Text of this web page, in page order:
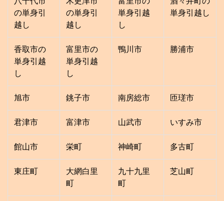
の単身引
越し
の単身引
越し
単身引越
し
単身引越し
香取市の
単身引越
し
富里市の
単身引越
し
鴨川市 勝浦市
旭市 銚子市 南房総市 匝瑳市
君津市 富津市 山武市 いすみ市
館山市 栄町 神崎町 多古町
東庄町
大網白里
町
九十九里
町
芝山町